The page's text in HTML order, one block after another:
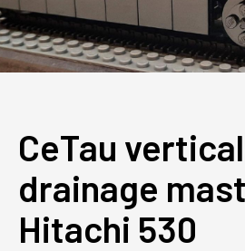
CeTau
drainage
Hitachi 530